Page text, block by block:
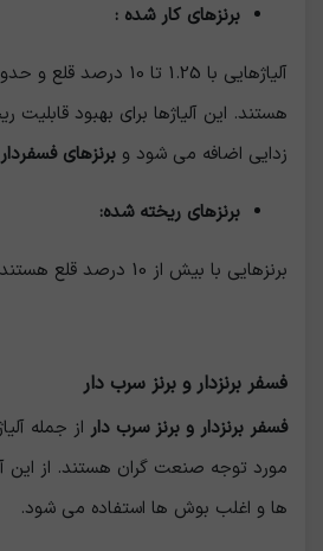
برنزهای کار شده :
آلیاژهایی با 1.25 تا 10
هستند. این آلیاژها برای بهبود قابلیت
زدایی اضافه می شود و برنزهای فسفردار
برنزهای ریخته شده:
برنزهایی با بیش از 10 درصد قلع هستند.
فسفر برنزدار و برنز سرب دار
فسفر برنزدار و برنز سرب دار از جمله
مورد توجه صنعت گران هستند. از این
ها و اغلب بوش ها استفاده می شود.